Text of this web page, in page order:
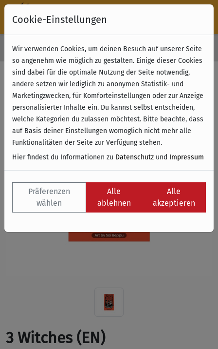
Kostenloser Versand & Retoure ab 49 € (innerhalb Deutschlands)
3 Witches (EN)
Cookie-Einstellungen
Wir verwenden Cookies, um deinen Besuch auf unserer Seite
so angenehm wie möglich zu gestalten. Einige dieser Cookies
sind dabei für die optimale Nutzung der Seite notwendig,
andere setzen wir lediglich zu anonymen Statistik- und
Marketingzwecken, für Komforteinstellungen oder zur Anzeige
personalisierter Inhalte ein. Du kannst selbst entscheiden,
welche Kategorien du zulassen möchtest. Bitte beachte, dass
auf Basis deiner Einstellungen womöglich nicht mehr alle
Funktionalitäten der Seite zur Verfügung stehen.
Hier findest du Informationen zu Datenschutz und Impressum
Präferenzen
wählen
Alle
ablehnen
Alle
akzeptieren